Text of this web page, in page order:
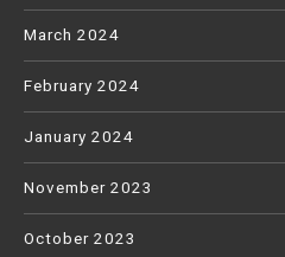
March 2024
February 2024
January 2024
November 2023
October 2023